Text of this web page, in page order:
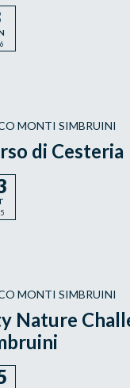
MONTI SIMBRUINI
di Cesteria
MONTI SIMBRUINI
Nature